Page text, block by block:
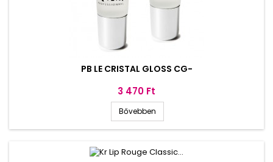
PB LE CRISTAL GLOSS CG-
Ár
3 470 Ft
Bővebben